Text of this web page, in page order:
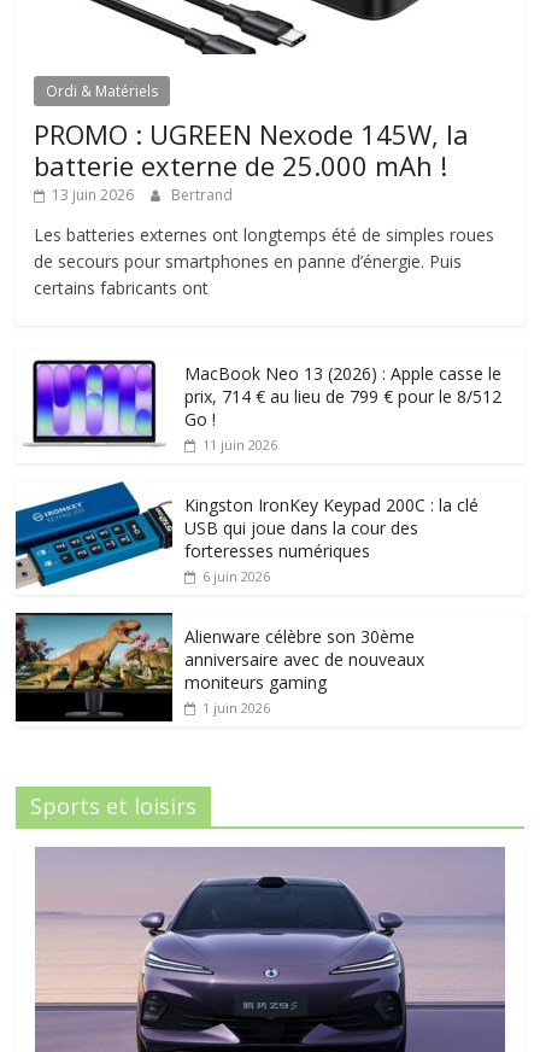
Ordi & Matériels
PROMO : UGREEN Nexode 145W, la
batterie externe de 25.000 mAh !
13 juin 2026 Bertrand
Les batteries externes ont longtemps été de simples roues
de secours pour smartphones en panne d’énergie. Puis
certains fabricants ont
MacBook Neo 13 (2026) : Apple casse le
prix, 714 € au lieu de 799 € pour le 8/512
Go !
11 juin 2026
Kingston IronKey Keypad 200C : la clé
USB qui joue dans la cour des
forteresses numériques
6 juin 2026
Alienware célèbre son 30ème
anniversaire avec de nouveaux
moniteurs gaming
1 juin 2026
Sports et loisirs